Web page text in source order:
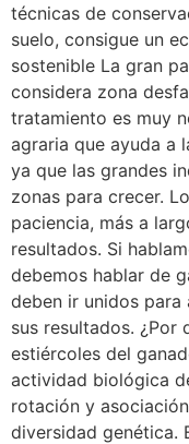
técnicas de
suelo, consigue un
sostenible La gran
considera zona
tratamiento es muy
agraria que ayuda a
ya que las grandes
zonas para crecer.
paciencia, más a
resultados. Si
debemos hablar de
deben ir unidos
sus resultados. ¿Por
estiércoles del
actividad biológica
rotación y
diversidad genética.